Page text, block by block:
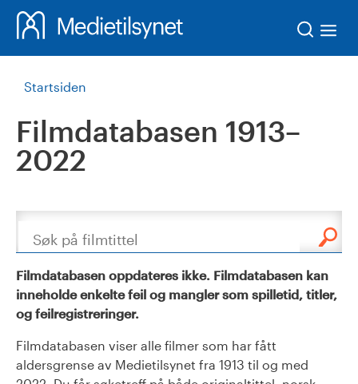
Startsiden
Filmdatabasen 1913–
2022
Søk
Filmdatabasen oppdateres ikke. Filmdatabasen kan
inneholde enkelte feil og mangler som spilletid, titler,
og feilregistreringer.
Filmdatabasen viser alle filmer som har fått
aldersgrense av Medietilsynet fra 1913 til og med